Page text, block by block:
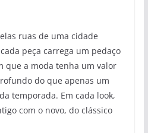
ruas de uma cidade
peça carrega um pedaço
que a moda tenha um valor
do que apenas um
temporada. Em cada look,
com o novo, do clássico